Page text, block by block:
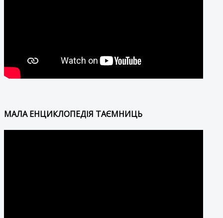
МАЛА ЕНЦИКЛОПЕДІЯ ТАЄМНИЦЬ